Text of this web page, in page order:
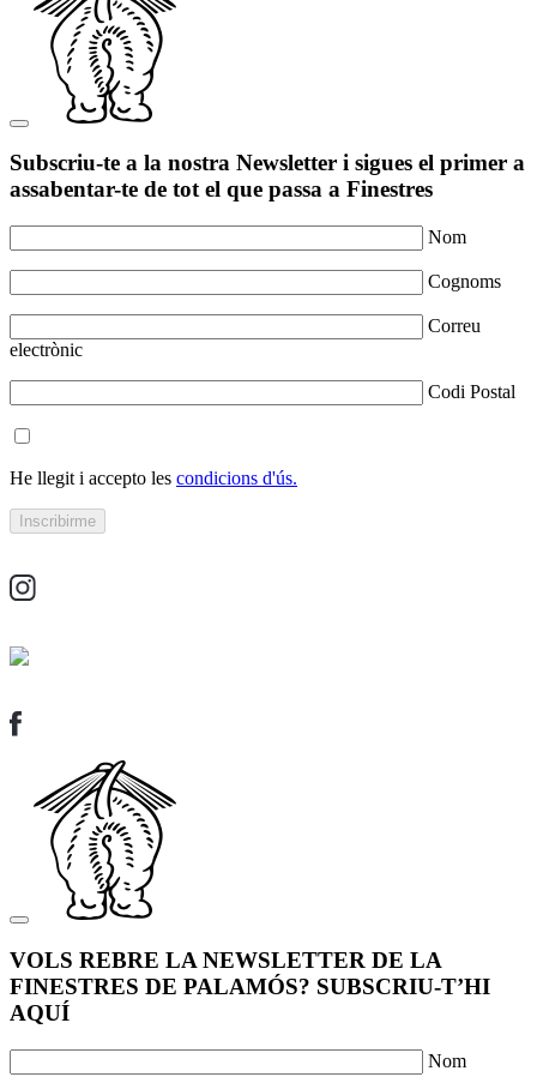
Subscriu-te a la nostra Newsletter i sigues el primer a
assabentar-te de tot el que passa a Finestres
Nom
Cognoms
Correu
electrònic
Codi Postal
He llegit i accepto les condicions d'ús.
VOLS REBRE LA NEWSLETTER DE LA
FINESTRES DE PALAMÓS? SUBSCRIU-T’HI
AQUÍ
Nom